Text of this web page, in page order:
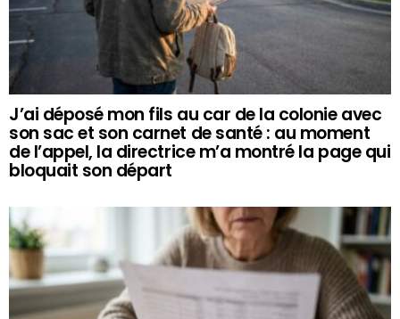
J’ai déposé mon fils au car de la colonie avec
son sac et son carnet de santé : au moment
de l’appel, la directrice m’a montré la page qui
bloquait son départ